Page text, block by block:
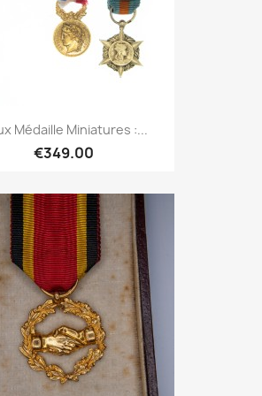
Médaille Miniatures :...
€349.00